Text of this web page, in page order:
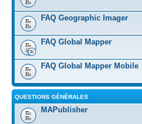
FAQ Geographic Imager
FAQ Global Mapper
FAQ Global Mapper Mobile
QUESTIONS GÉNÉRALES
MAPublisher